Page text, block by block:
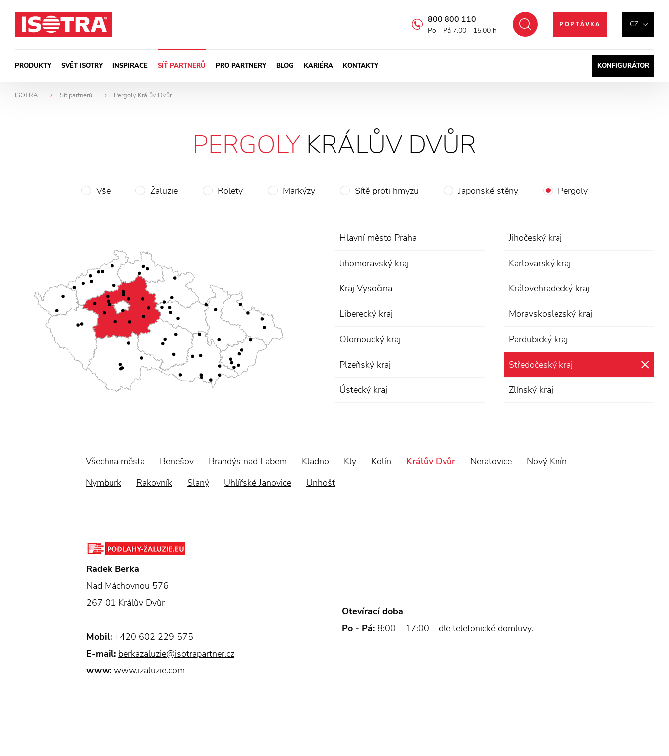
CZ
POPTÁVKA
Hledat
800 800 110
Po - Pá 7.00 - 15.00 h
PRODUKTY SVĚT ISOTRY INSPIRACE SÍŤ PARTNERŮ PRO PARTNERY BLOG KARIÉRA KONTAKTY KONFIGURÁTOR
ISOTRA
->
Síť partnerů Pergoly Králův Dvůr
PERGOLY KRÁLŮV DVŮR
Vše Žaluzie Rolety Markýzy Sítě proti hmyzu Japonské stěny Pergoly
Hlavní město Praha Jihočeský kraj
Jihomoravský kraj Karlovarský kraj
Kraj Vysočina Královehradecký kraj
Liberecký kraj Moravskoslezský kraj
Olomoucký kraj Pardubický kraj
Plzeňský kraj Středočeský kraj
Ústecký kraj
Zlínský kraj
Všechna města Benešov Brandýs nad Labem Kladno Kly Kolín Králův Dvůr Neratovice
Nový Knín
Nymburk
Rakovník Slaný Uhlířské Janovice Unhošť
Radek Berka
Nad Máchovnou 576
267 01 Králův Dvůr
Mobil: +420 602 229 575
E-mail: berkazaluzie@isotrapartner.cz
www: www.izaluzie.com
Otevírací doba
Po - Pá: 8:00 – 17:00 – dle telefonické domluvy.